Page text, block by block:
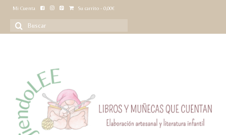
Mi Cuenta Su carrito - 0,00€
Buscar
por: